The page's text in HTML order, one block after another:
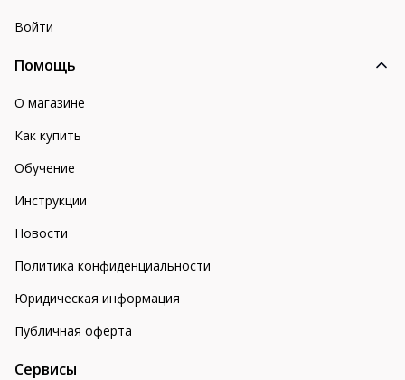
Войти
Помощь
О магазине
Как купить
Обучение
Инструкции
Новости
Политика конфиденциальности
Юридическая информация
Публичная оферта
Сервисы